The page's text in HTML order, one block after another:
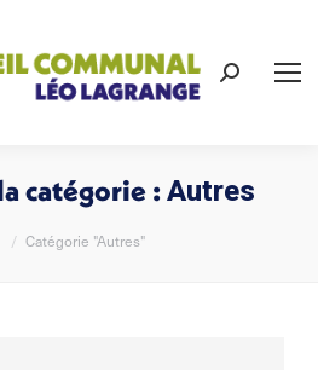
catégorie :Autres
êtes ici :
Catégorie "Autres"